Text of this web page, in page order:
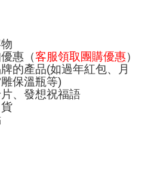
惠（客服領取團購優惠）
的產品(如過年紅包、月
保溫瓶等)
、發想祝福語